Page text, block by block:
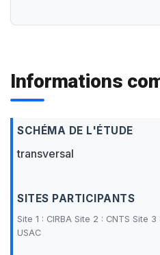
Informations
SCHÉMA DE L'ÉTUDE
transversal
SITES PARTICIPANTS
Site 1 : CIRBA Site 2 : CNTS Site
USAC